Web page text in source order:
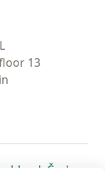
de inicio
13
pestaña
nueva pestaña
en una nueva
se abre en
Česko